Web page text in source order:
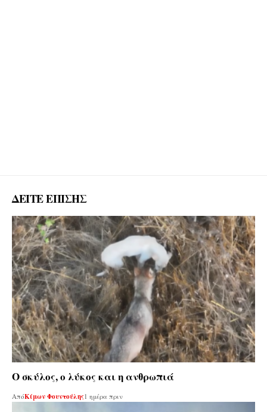
ΔΕΙΤΕ ΕΠΙΣΗΣ
Ο σκύλος, ο λύκος και η ανθρωπιά
ΑπόΚίμων Φουντούλης1 ημέρα πριν